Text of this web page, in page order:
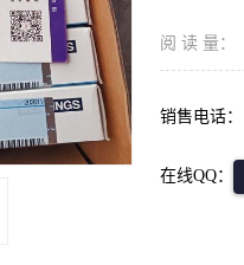
阅 读 量：
销售电话：
在线QQ：